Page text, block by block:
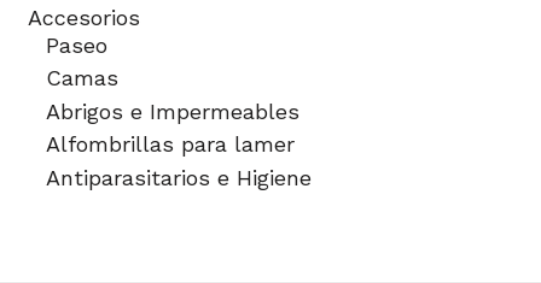
Accesorios
Paseo
Camas
Abrigos e Impermeables
Alfombrillas para lamer
Antiparasitarios e Higiene